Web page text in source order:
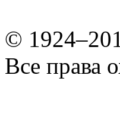
©
Все права